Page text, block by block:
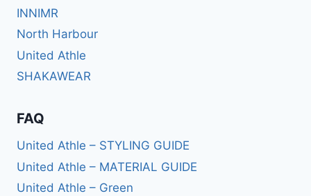
INNIMR
North Harbour
United Athle
SHAKAWEAR
FAQ
United Athle – STYLING GUIDE
United Athle – MATERIAL GUIDE
United Athle – Green